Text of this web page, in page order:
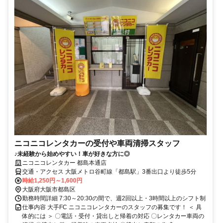
ニコニコレンタカーの受付や車両清掃スタッフ
♪未経験から始めやすい！車が好きな方に◎
ニコニコレンタカー 都島本通店
交通・アクセス 大阪メトロ谷町線「都島駅」3番出口より徒歩5分
時給1,250円～1,600円
大阪府大阪市都島区
勤務時間詳細 7:30～20:30の間で、週2回以上・3時間以上のシフト制
仕事内容 大手FC ニコニコレンタカーのスタッフの募集です！ ＜ 具
体的には ＞ 〇電話・受付・貸出しと帰着の対応 〇レンタカー車両の